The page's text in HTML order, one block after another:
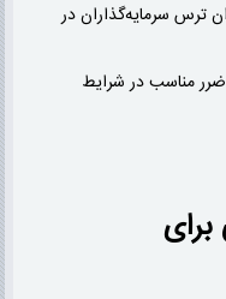
ترس سرمایه‌گذاران در
مناسب در شرایط
برای